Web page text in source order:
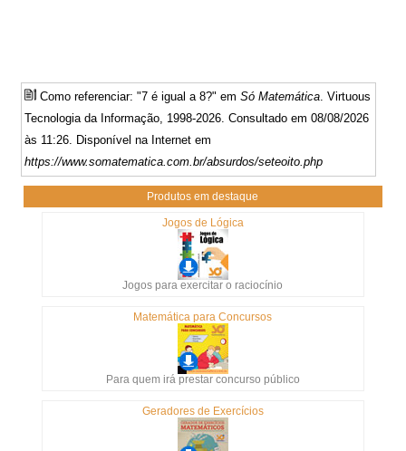
Como referenciar: "7 é igual a 8?" emSó Matemática. Virtuous
Tecnologia da Informação, 1998-2026. Consultado em 08/08/2026
às 11:26. Disponível na Internet em
https://www.somatematica.com.br/absurdos/seteoito.php
Produtos em destaque
Jogos de Lógica
Jogos para exercitar o raciocínio
Matemática para Concursos
Para quem irá prestar concurso público
Geradores de Exercícios